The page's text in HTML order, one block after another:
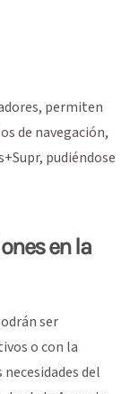
permiten
de navegación,
pudiéndose
en la
ser
o con la
del